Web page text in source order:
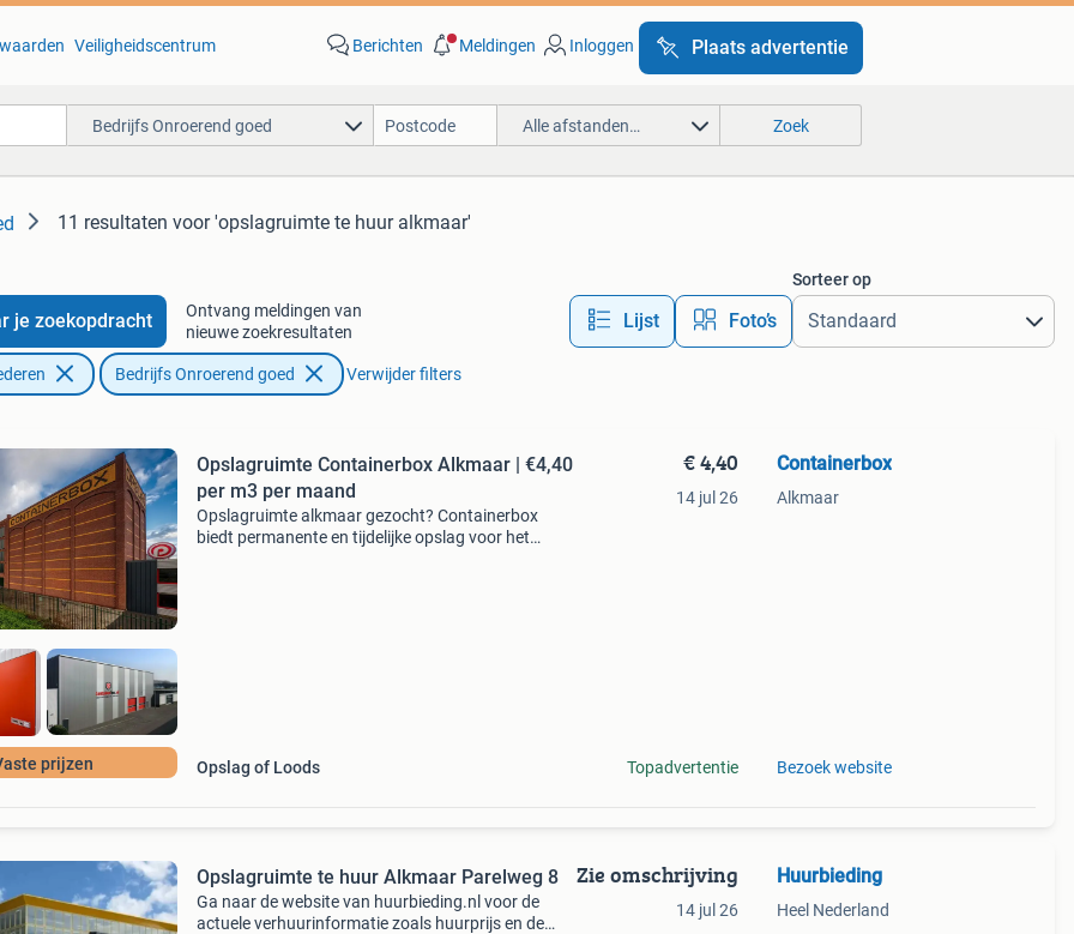
Veiligheidscentrum Berichten Meldingen Inloggen Plaats advertentie
Bedrijfs Onroerend goed Alle afstanden… Zoek
11 resultaten voor 'opslagruimte te huur alkmaar'
je zoekopdracht
Ontvang meldingen van
nieuwe zoekresultaten
Lijst Foto’s
Sorteer op
Bedrijfs Onroerend goed Verwijder filters
prijzen
Opslagruimte Containerbox Alkmaar | €4,40
per m3 per maand
Opslagruimte alkmaar gezocht? Containerbox
biedt permanente en tijdelijke opslag voor het
Opslag of Loods
€ 4,40
14 jul 26
Topadvertentie
Containerbox
Alkmaar
Bezoek website
Opslagruimte te huur Alkmaar Parelweg 8
Ga naar de website van huurbieding.nl voor de
actuele verhuurinformatie zoals huurprijs en de
Zie omschrijving
14 jul 26
Huurbieding
Heel Nederland